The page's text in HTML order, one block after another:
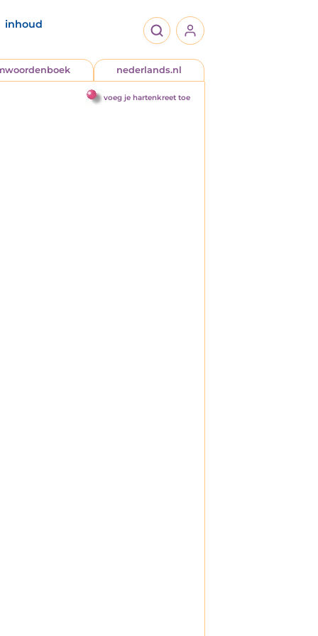
inhoud
nederlands.nl
voeg je hartenkreet toe